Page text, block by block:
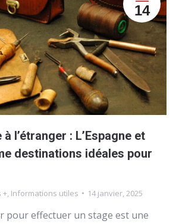
14
l’étranger : L’Espagne et
destinations idéales pour
+ Informations utiles 14 janvier, 2025
pour effectuer un stage est une